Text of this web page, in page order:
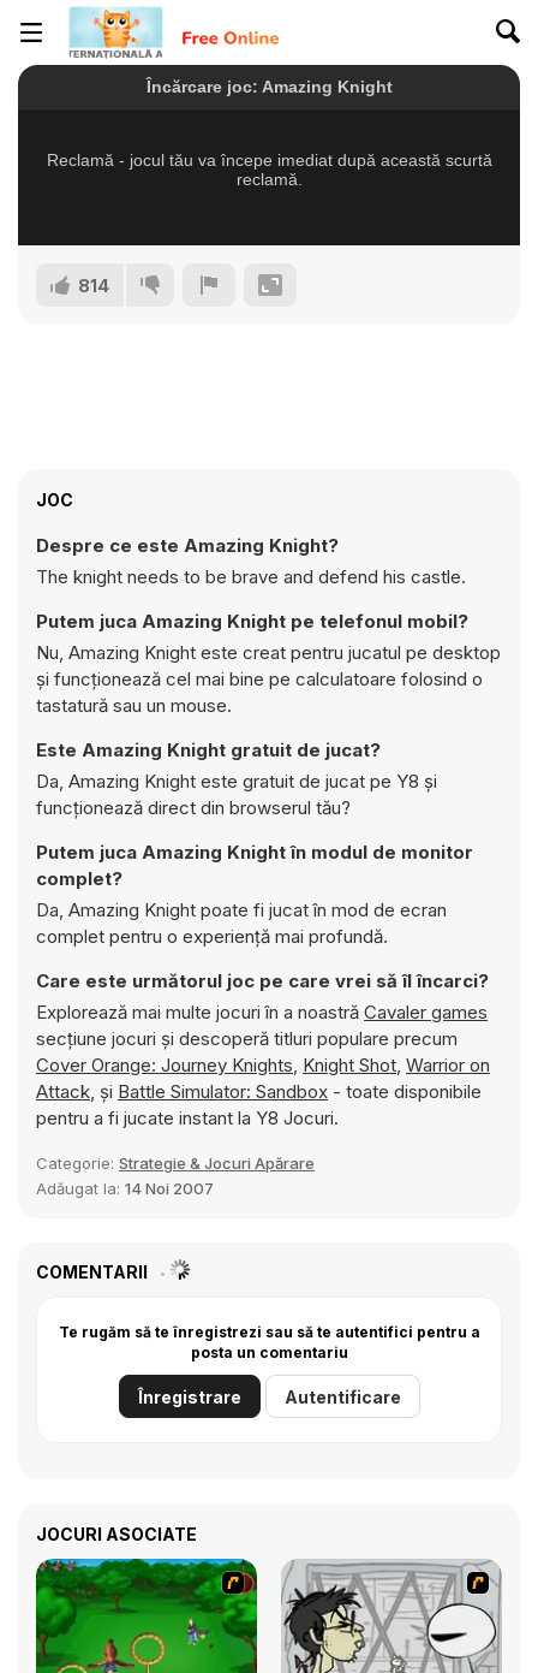
814
JOC
Despre ce este Amazing Knight?
The knight needs to be brave and defend his castle.
Putem juca Amazing Knight pe telefonul mobil?
Nu, Amazing Knight este creat pentru jucatul pe desktop
și funcționează cel mai bine pe calculatoare folosind o
tastatură sau un mouse.
Este Amazing Knight gratuit de jucat?
Da, Amazing Knight este gratuit de jucat pe Y8 și
funcționează direct din browserul tău?
Putem juca Amazing Knight în modul de monitor
complet?
Da, Amazing Knight poate fi jucat în mod de ecran
complet pentru o experiență mai profundă.
Care este următorul joc pe care vrei să îl încarci?
Explorează mai multe jocuri în a noastră Cavaler games
secțiune jocuri și descoperă titluri populare precum
Cover Orange: Journey Knights, Knight Shot, Warrior on
Attack, și Battle Simulator: Sandbox - toate disponibile
pentru a fi jucate instant la Y8 Jocuri.
Categorie: Strategie & Jocuri Apărare
Adăugat la: 14 Noi 2007
COMENTARII
Te rugăm să te înregistrezi sau să te autentifici pentru a
posta un comentariu
Înregistrare Autentificare
JOCURI ASOCIATE